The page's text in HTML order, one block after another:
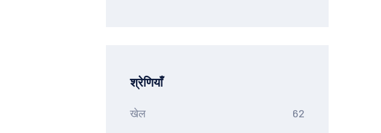
श्रेणियाँ
खेल 62